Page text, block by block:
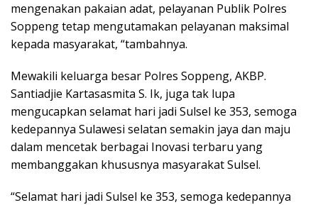
mengenakan pakaian adat, pelayanan Publik Polres
Soppeng tetap mengutamakan pelayanan maksimal
kepada masyarakat, “tambahnya.
Mewakili keluarga besar Polres Soppeng, AKBP.
Santiadjie Kartasasmita S. Ik, juga tak lupa
mengucapkan selamat hari jadi Sulsel ke 353, semoga
kedepannya Sulawesi selatan semakin jaya dan maju
dalam mencetak berbagai Inovasi terbaru yang
membanggakan khususnya masyarakat Sulsel.
“Selamat hari jadi Sulsel ke 353, semoga kedepannya